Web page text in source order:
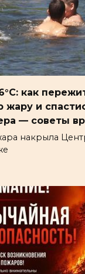
как
жару и
— советы
накрыла